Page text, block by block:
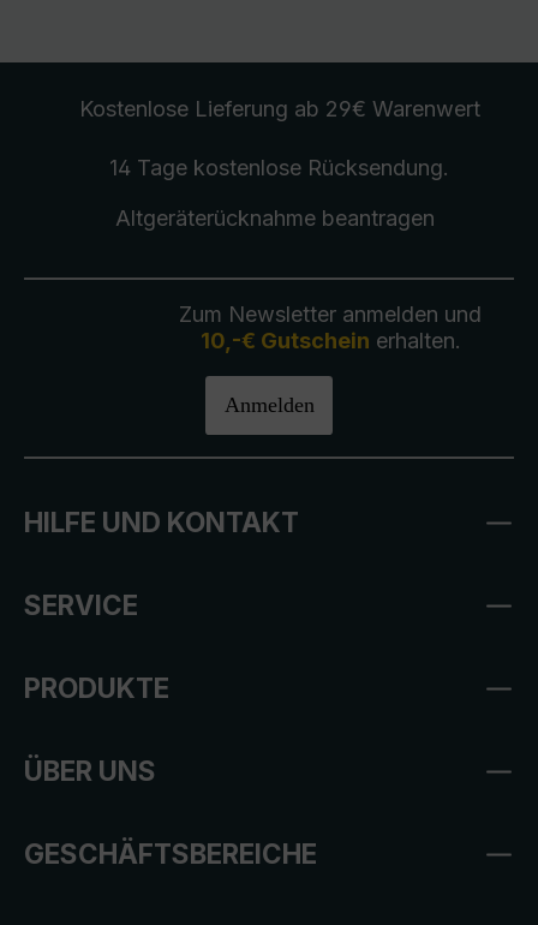
Kostenlose Lieferung ab 29€ Warenwert
14 Tage kostenlose Rücksendung.
Altgeräterücknahmebeantragen
Zum Newsletter anmelden und
10,-€ Gutschein erhalten.
Anmelden
HILFE UND KONTAKT
SERVICE
PRODUKTE
ÜBER UNS
GESCHÄFTSBEREICHE